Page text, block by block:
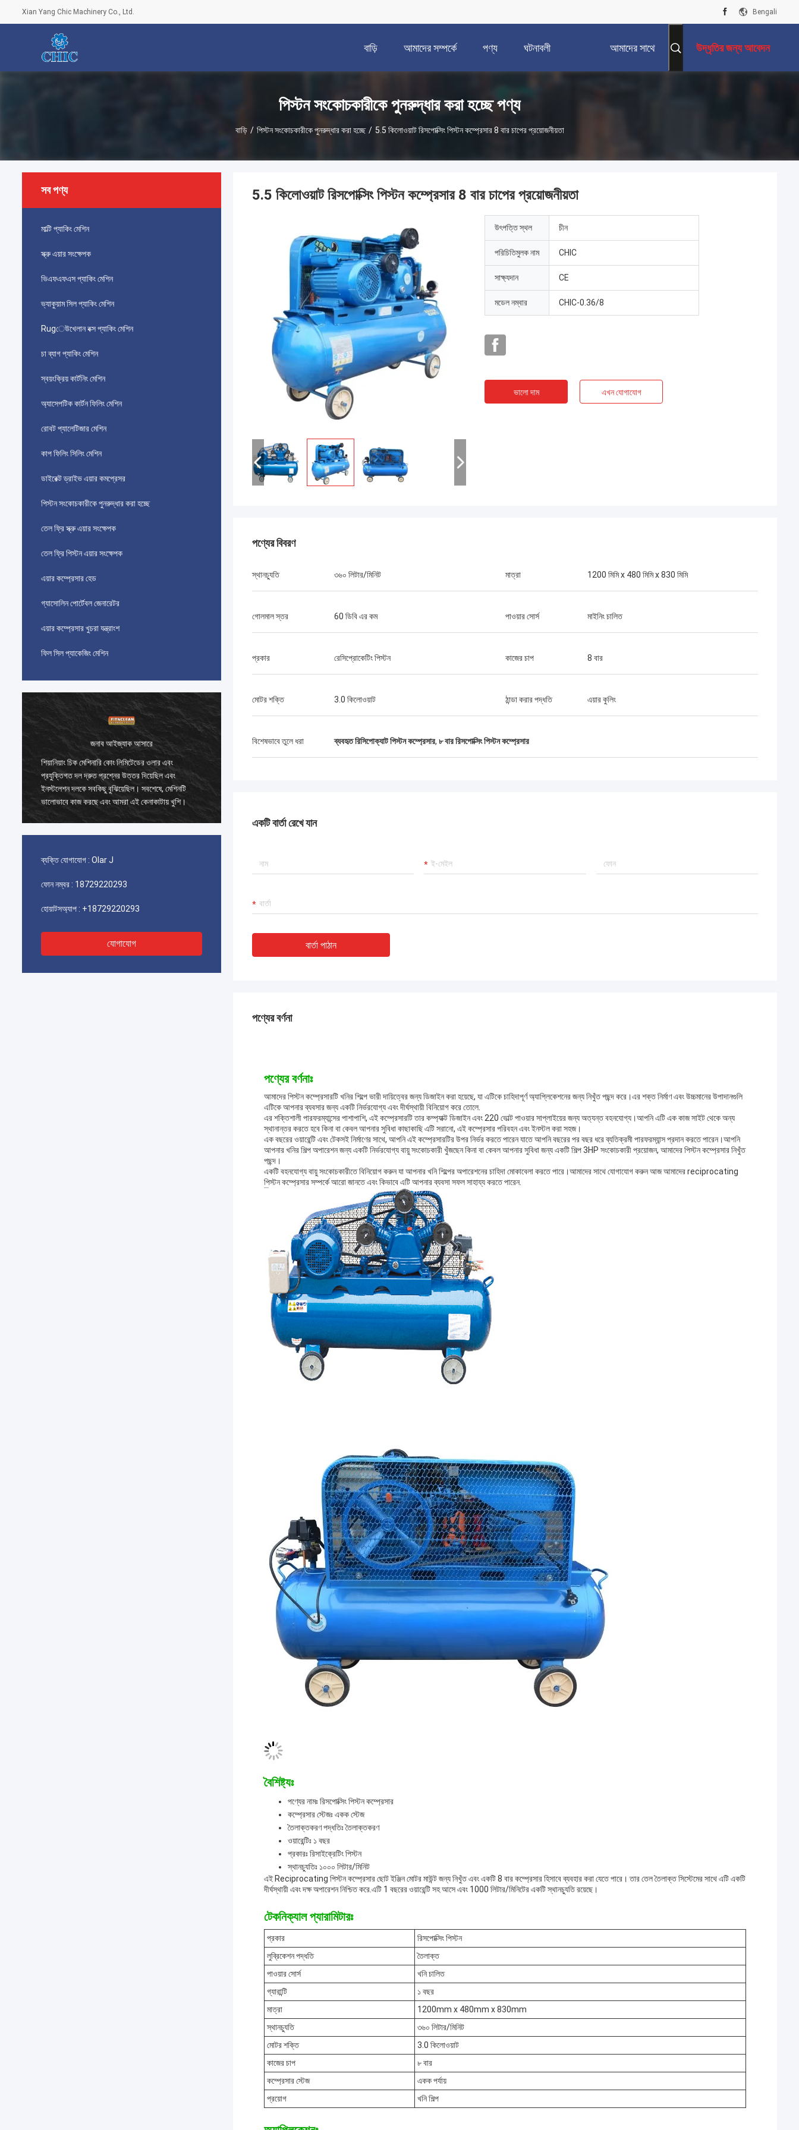
Xian Yang Chic Machinery Co., Ltd. Bengali
বাড়ি আমাদের সম্পর্কে পণ্য ঘটনাবলী আমাদের সাথে উদ্ধৃতির জন্য আবেদন
পিস্টন সংকোচকারীকে পুনরুদ্ধার করা হচ্ছে পণ্য
বাড়ি / পিস্টন সংকোচকারীকে পুনরুদ্ধার করা হচ্ছে / 5.5 কিলোওয়াট রিসপোক্সিং পিস্টন কম্প্রেসার 8 বার চাপের প্রয়োজনীয়তা
সব পণ্য
মাল্টি প্যাকিং মেশিন
স্ক্রু এয়ার সংক্ষেপক
ভিএফএফএস প্যাকিং মেশিন
ভ্যাকুয়াম সিল প্যাকিং মেশিন
Rugেউখেলান বক্স প্যাকিং মেশিন
চা ব্যাগ প্যাকিং মেশিন
স্বয়ংক্রিয় কার্টনিং মেশিন
অ্যাসেপটিক কার্টন ফিলিং মেশিন
রোবট প্যালেটিজার মেশিন
কাপ ফিলিং সিলিং মেশিন
ডাইরেক্ট ড্রাইভ এয়ার কমপ্রেসর
পিস্টন সংকোচকারীকে পুনরুদ্ধার করা হচ্ছে
তেল ফ্রি স্ক্রু এয়ার সংক্ষেপক
তেল ফ্রি পিস্টন এয়ার সংক্ষেপক
এয়ার কম্প্রেসার হেড
গ্যাসোলিন পোর্টেবল জেনারেটর
এয়ার কম্প্রেসার খুচরা যন্ত্রাংশ
ফিল সিল প্যাকেজিং মেশিন
জনাব আইজ্যাক আসারে
শিয়ানিয়াং চিক মেশিনারি কোং লিমিটেডের ওলার এবং
প্রযুক্তিগত দল দ্রুত প্রশ্নের উত্তর দিয়েছিল এবং
ইনস্টলেশন দলকে সবকিছু বুঝিয়েছিল। সবশেষে, মেশিনটি
ভালোভাবে কাজ করছে এবং আমরা এই কেনাকাটায় খুশি।
জনাব আইজ্যাক আসারে
ব্যক্তি যোগাযোগ : Olar J
ফোন নম্বর : 18729220293
হোয়াটসঅ্যাপ : +18729220293
যোগাযোগ
5.5 কিলোওয়াট রিসপোক্সিং পিস্টন কম্প্রেসার 8 বার চাপের প্রয়োজনীয়তা
উৎপত্তি স্থল চীন
পরিচিতিমুলক নাম CHIC
সাক্ষ্যদান CE
মডেল নম্বার CHIC-0.36/8
ভালো দাম এখন যোগাযোগ
পণ্যের বিবরণ
স্থানচ্যুতি ৩৬০ লিটার/মিনিট মাত্রা 1200 মিমি x 480 মিমি x 830 মিমি
গোলমাল স্তর 60 ডিবি এর কম পাওয়ার সোর্স মাইনিং চালিত
প্রকার রেসিপ্রোকেটিং পিস্টন কাজের চাপ 8 বার
মোটর শক্তি 3.0 কিলোওয়াট ঠান্ডা করার পদ্ধতি এয়ার কুলিং
বিশেষভাবে তুলে ধরা ব্যবহৃত রিসিপোক্যাট পিস্টন কম্প্রেসার, ৮ বার রিসপোক্সিং পিস্টন কম্প্রেসার
একটি বার্তা রেখে যান
বার্তা পাঠান
পণ্যের বর্ণনা
পণ্যের বর্ণনাঃ
আমাদের পিস্টন কম্প্রেসারটি খনির শিল্পে ভারী দায়িত্বের জন্য ডিজাইন করা হয়েছে, যা এটিকে চাহিদাপূর্ণ অ্যাপ্লিকেশনের জন্য নিখুঁত পছন্দ করে।এর শক্ত নির্মাণ এবং উচ্চমানের উপাদানগুলি
এটিকে আপনার ব্যবসার জন্য একটি নির্ভরযোগ্য এবং দীর্ঘস্থায়ী বিনিয়োগ করে তোলে.
এর শক্তিশালী পারফরম্যান্সের পাশাপাশি, এই কম্প্রেসারটি তার কম্প্যাক্ট ডিজাইন এবং 220 ভোল্ট পাওয়ার সাপ্লাইয়ের জন্য অত্যন্ত বহনযোগ্য।আপনি এটি এক কাজ সাইট থেকে অন্য
স্থানান্তর করতে হবে কিনা বা কেবল আপনার সুবিধা কাছাকাছি এটি সরানো, এই কম্প্রেসার পরিবহন এবং ইনস্টল করা সহজ।
এক বছরের ওয়ারেন্টি এবং টেকসই নির্মাণের সাথে, আপনি এই কম্প্রেসারটির উপর নির্ভর করতে পারেন যাতে আপনি বছরের পর বছর ধরে ব্যতিক্রমী পারফরম্যান্স প্রদান করতে পারেন।আপনি
আপনার খনির শিল্প অপারেশন জন্য একটি নির্ভরযোগ্য বায়ু সংকোচকারী খুঁজছেন কিনা বা কেবল আপনার সুবিধা জন্য একটি শিল্প 3HP সংকোচকারী প্রয়োজন, আমাদের পিস্টন কম্প্রেসার নিখুঁত
পছন্দ।
একটি বহনযোগ্য বায়ু সংকোচকারীতে বিনিয়োগ করুন যা আপনার খনি শিল্পের অপারেশনের চাহিদা মোকাবেলা করতে পারে।আমাদের সাথে যোগাযোগ করুন আজ আমাদের reciprocating
পিস্টন কম্প্রেসার সম্পর্কে আরো জানতে এবং কিভাবে এটি আপনার ব্যবসা সফল সাহায্য করতে পারেন.
বৈশিষ্ট্যঃ
পণ্যের নামঃ রিসপোক্সিং পিস্টন কম্প্রেসার
কম্প্রেসার স্টেজঃ একক স্টেজ
তৈলাক্তকরণ পদ্ধতিঃ তৈলাক্তকরণ
ওয়ারেন্টিঃ ১ বছর
প্রকারঃ রিসাইক্রেটিং পিস্টন
স্থানচ্যুতিঃ ১০০০ লিটার/মিনিট
এই Reciprocating পিস্টন কম্প্রেসার ছোট ইঞ্জিন মোটর মাউন্ট জন্য নিখুঁত এবং একটি 8 বার কম্প্রেসার হিসাবে ব্যবহার করা যেতে পারে। তার তেল তৈলাক্ত সিস্টেমের সাথে এটি একটি
দীর্ঘস্থায়ী এবং দক্ষ অপারেশন নিশ্চিত করে.এটি 1 বছরের ওয়ারেন্টি সহ আসে এবং 1000 লিটার/মিনিটের একটি স্থানচ্যুতি রয়েছে।
টেকনিক্যাল প্যারামিটারঃ
প্রকার
রিসপোক্সিং পিস্টন
লুব্রিকেশন পদ্ধতি
তৈলাক্ত
পাওয়ার সোর্স
খনি চালিত
গ্যারান্টি
১ বছর
মাত্রা
1200mm x 480mm x 830mm
স্থানচ্যুতি
৩৬০ লিটার/মিনিট
মোটর শক্তি
3.0 কিলোওয়াট
কাজের চাপ
৮ বার
কম্প্রেসার স্টেজ
একক পর্যায়
প্রয়োগ
খনি শিল্প